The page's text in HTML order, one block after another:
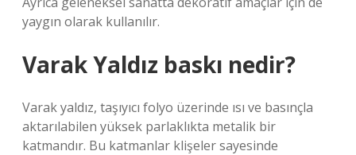
yaygın olarak kullanılır.
Varak Yaldız baskı nedir?
Varak yaldız, taşıyıcı folyo üzerinde ısı ve basınçla
aktarılabilen yüksek parlaklıkta metalik bir
katmandır. Bu katmanlar klişeler sayesinde